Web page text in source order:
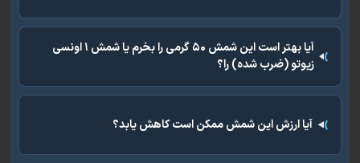
آیا بهتر است این شمش ۵۰ گرمی را بخرم یا شمش ۱ اونسی
زیوتو (ضرب شده) را؟
آیا ارزش این شمش ممکن است کاهش یابد؟